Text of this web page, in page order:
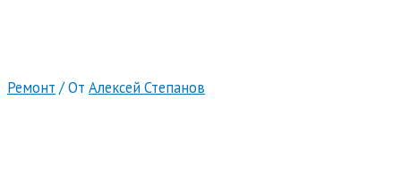
Ремонт / От Алексей Степанов